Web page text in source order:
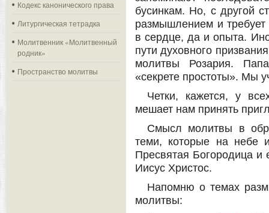
Кодекс канонического права
Литургическая тетрадка
Молитвенник «Молитвенный
родник»
Пространство молитвы
бусинкам. Но, с другой
размышлением и
в сердце, да и опыта.
пути духовного
молитвы Розария.
«секрете простоты». Мы
Четки, кажется, у
мешает нам принять
Смысл молитвы в
теми, которые на небе
Пресвятая Богородица
Иисус Христос.
Напомню о темах
молитвы: